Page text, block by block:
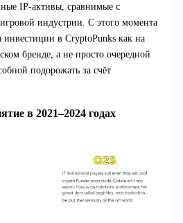
IP-активы, сравнимые с
индустрии. С этого момента
инвестиции в CryptoPunks как на
бренде, а не просто очередной
подорожать за счёт
в 2021–2024 годах